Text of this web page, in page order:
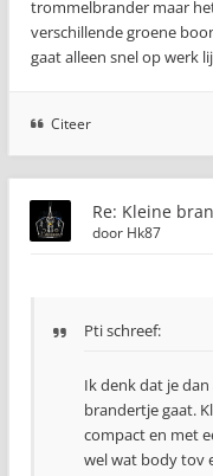
trommelbrander maar
verschillende groene
gaat alleen snel op werk
Citeer
Re: Kleine
door Hk87
Ptischreef:
Ik denk dat je
brandertje gaat.
compact en met
wel wat body tov